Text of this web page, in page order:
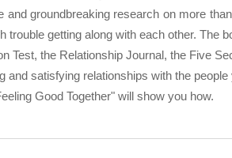
groundbreaking research on more
getting along with each other. The
Test, the Relationship Journal, the Five
satisfying relationships with the people
Good Together" will show you how.